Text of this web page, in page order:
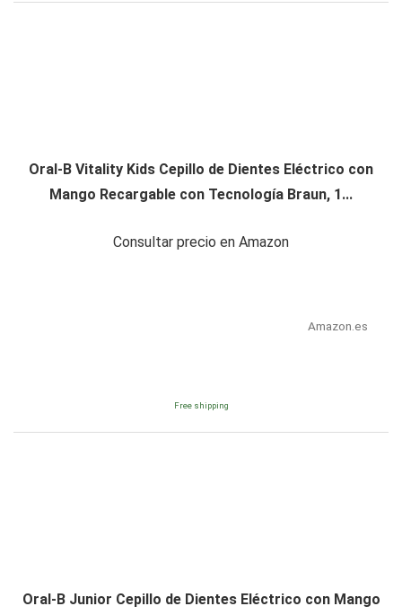
Oral-B Vitality Kids Cepillo de Dientes Eléctrico con
Mango Recargable con Tecnología Braun, 1...
Consultar precio en Amazon
Amazon.es
Free shipping
Oral-B Junior Cepillo de Dientes Eléctrico con Mango